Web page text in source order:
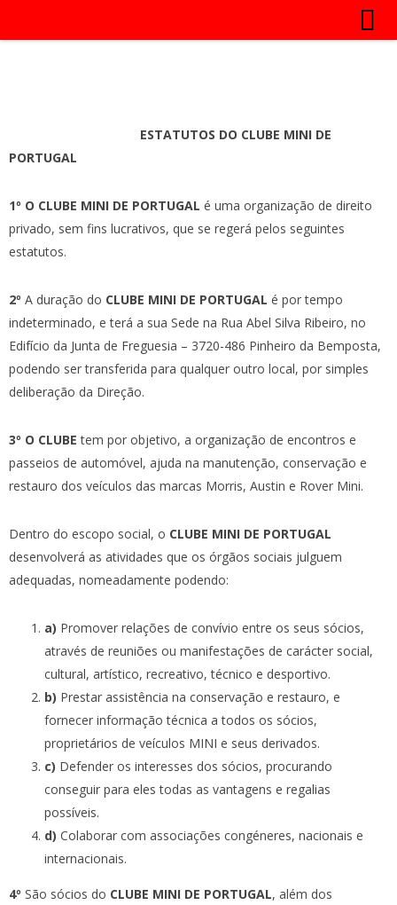
ESTATUTOS DO CLUBE MINI DE
PORTUGAL
1º O CLUBE MINI DE PORTUGAL é uma organização de direito
privado, sem fins lucrativos, que se regerá pelos seguintes
estatutos.
2º A duração do CLUBE MINI DE PORTUGAL é por tempo
indeterminado, e terá a sua Sede na Rua Abel Silva Ribeiro, no
Edifício da Junta de Freguesia – 3720-486 Pinheiro da Bemposta,
podendo ser transferida para qualquer outro local, por simples
deliberação da Direção.
3º O CLUBE tem por objetivo, a organização de encontros e
passeios de automóvel, ajuda na manutenção, conservação e
restauro dos veículos das marcas Morris, Austin e Rover Mini.
Dentro do escopo social, o CLUBE MINI DE PORTUGAL
desenvolverá as atividades que os órgãos sociais julguem
adequadas, nomeadamente podendo:
a) Promover relações de convívio entre os seus sócios,
através de reuniões ou manifestações de carácter social,
cultural, artístico, recreativo, técnico e desportivo.
b) Prestar assistência na conservação e restauro, e
fornecer informação técnica a todos os sócios,
proprietários de veículos MINI e seus derivados.
c) Defender os interesses dos sócios, procurando
conseguir para eles todas as vantagens e regalias
possíveis.
d) Colaborar com associações congéneres, nacionais e
internacionais.
4º São sócios do CLUBE MINI DE PORTUGAL, além dos